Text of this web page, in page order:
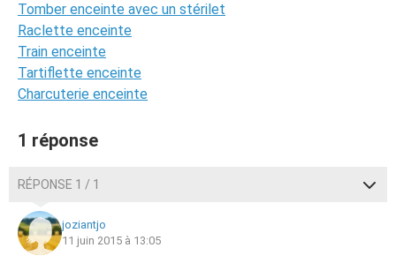
Tomber enceinte avec un stérilet
Raclette enceinte
Train enceinte
Tartiflette enceinte
Charcuterie enceinte
1 réponse
RÉPONSE 1 / 1
joziantjo
11 juin 2015 à 13:05